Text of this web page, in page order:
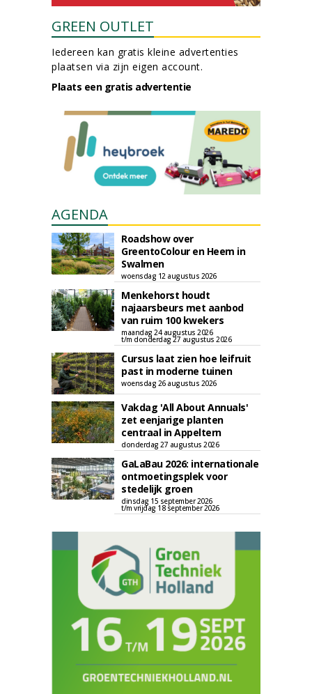
GREEN OUTLET
Iedereen kan gratis kleine advertenties
plaatsen via zijn eigen account.
Plaats een gratis advertentie
AGENDA
Roadshow over
GreentoColour en Heem in
Swalmen
woensdag 12 augustus 2026
Menkehorst houdt
najaarsbeurs met aanbod
van ruim 100 kwekers
maandag 24 augustus 2026
t/m donderdag 27 augustus 2026
Cursus laat zien hoe leifruit
past in moderne tuinen
woensdag 26 augustus 2026
Vakdag 'All About Annuals'
zet eenjarige planten
centraal in Appeltern
donderdag 27 augustus 2026
GaLaBau 2026: internationale
ontmoetingsplek voor
stedelijk groen
dinsdag 15 september 2026
t/m vrijdag 18 september 2026